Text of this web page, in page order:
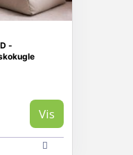
-
Vis